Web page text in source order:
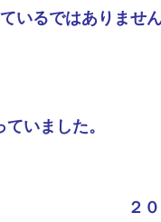
いるではありません
いました。
２